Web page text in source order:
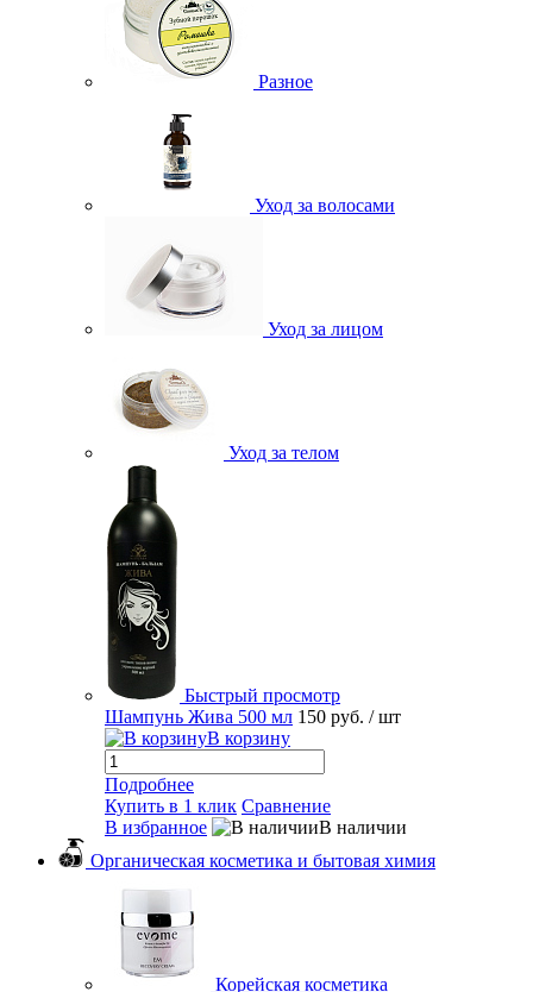
Разное
Уход за волосами
Уход за лицом
Уход за телом
Быстрый просмотр
Шампунь Жива 500 мл 150 руб. / шт
В корзину
Подробнее
Купить в 1 клик Сравнение
В избранное
В наличии
Органическая косметика и бытовая химия
Корейская косметика